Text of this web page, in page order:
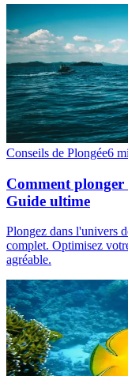
Conseils de Plongée6
Comment plonger
Guide ultime
Plongez dans l'univers
complet. Optimisez
agréable.